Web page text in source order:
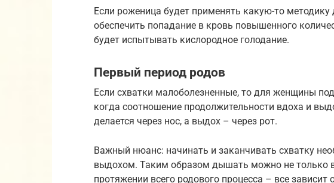
Если роженица будет применять какую-то методику
обеспечить попадание в кровь повышенного
будет испытывать кислородное голодание.
Первый период родов
Если схватки малоболезненные, то для женщины
когда соотношение продолжительности вдоха и
делается через нос, а выдох – через рот.
Важный нюанс: начинать и заканчивать схватку
выдохом. Таким образом дышать можно не только в
протяжении всего родового процесса – все